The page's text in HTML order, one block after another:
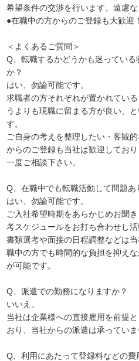
希望条件の交渉を行います。遠慮な
●在職中の方からのご登録も大歓迎
＜よくあるご質問＞
Q、転職するかどうかも迷ってい
か？
はい、勿論可能です。
求職者の方それぞれが置かれてい
うよりも現職に留まる方が良い、
す。
ご自身の考えを整理したい・客観
からのご登録も当社は歓迎してお
一度ご相談下さい。
Q、在職中でも転職活動して問題あ
はい、勿論可能です。
ご入社希望時期をあらかじめお聞
考スケジュールをお打ち合わせし活
書類選考や面接の日程調整などは
職中の方でも時間的な負担を抑え
が可能です。
Q、派遣での勤務になりますか？
いいえ。
当社は企業様への直接雇用を前提
おり、当社からの派遣は承っていま
Q、利用にあたって登録料などの費